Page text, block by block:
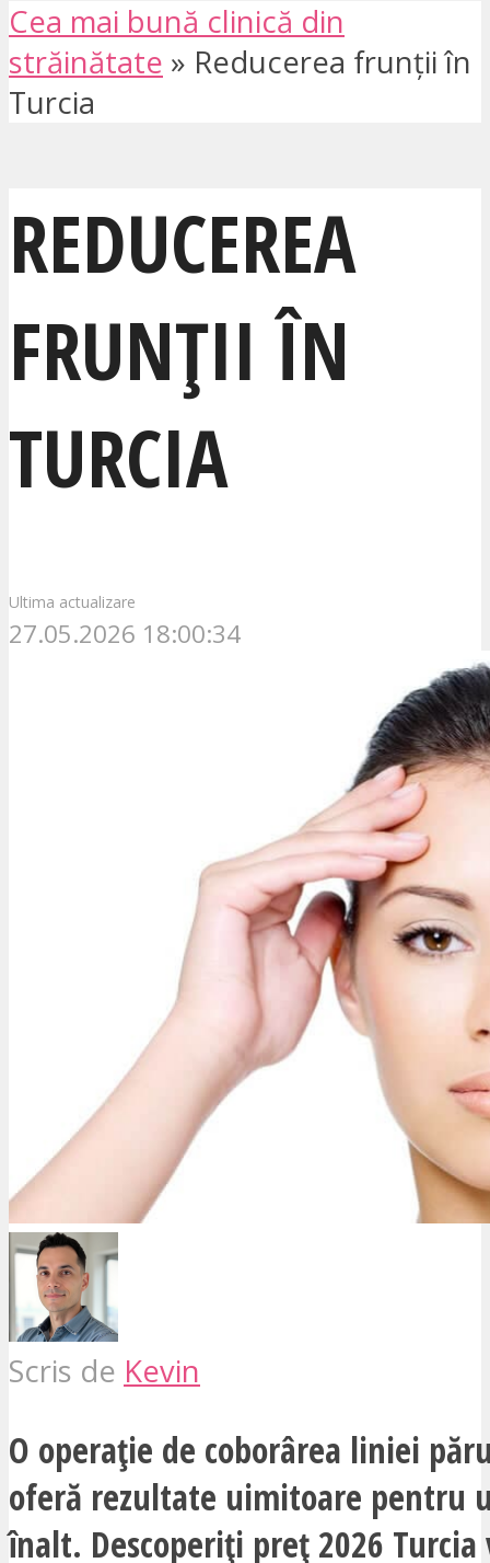
Cea mai bună clinică din
străinătate » Reducerea frunții în
Turcia
REDUCEREA
FRUNȚII ÎN
TURCIA
Ultima actualizare
27.05.2026 18:00:34
Scris de Kevin
O operație de coborârea liniei
oferă rezultate uimitoare pentru
înalt. Descoperiți preț 2026 Turcia